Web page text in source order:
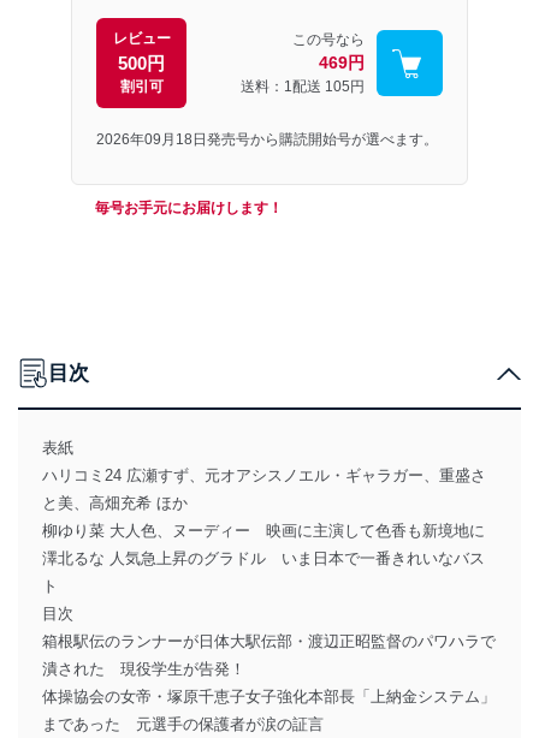
レビュー
500円
割引可
この号なら
469円
送料：1配送 105円
2026年09月18日発売号から購読開始号が選べます。
毎号お手元にお届けします！
目次
表紙
ハリコミ24 広瀬すず、元オアシスノエル・ギャラガー、重盛さ
と美、高畑充希 ほか
柳ゆり菜 大人色、ヌーディー 映画に主演して色香も新境地に
澤北るな 人気急上昇のグラドル いま日本で一番きれいなバス
ト
目次
箱根駅伝のランナーが日体大駅伝部・渡辺正昭監督のパワハラで
潰された 現役学生が告発！
体操協会の女帝・塚原千恵子女子強化本部長「上納金システム」
まであった 元選手の保護者が涙の証言